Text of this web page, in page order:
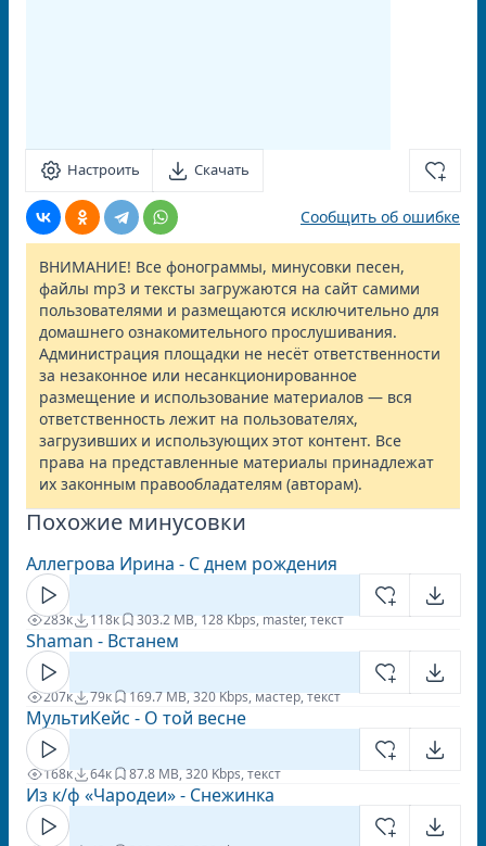
Настроить Скачать
Сообщить об ошибке
ВНИМАНИЕ! Все фонограммы, минусовки песен,
файлы mp3 и тексты загружаются на сайт самими
пользователями и размещаются исключительно для
домашнего ознакомительного прослушивания.
Администрация площадки не несёт ответственности
за незаконное или несанкционированное
размещение и использование материалов — вся
ответственность лежит на пользователях,
загрузивших и использующих этот контент. Все
права на представленные материалы принадлежат
их законным правообладателям (авторам).
Похожие минусовки
Аллегрова Ирина - С днем рождения
283к 118к 303.2 MB, 128 Kbps, master, текст
Shaman - Встанем
207к 79к 169.7 MB, 320 Kbps, мастер, текст
МультиКейс - О той весне
168к 64к 87.8 MB, 320 Kbps, текст
Из к/ф «Чародеи» - Снежинка